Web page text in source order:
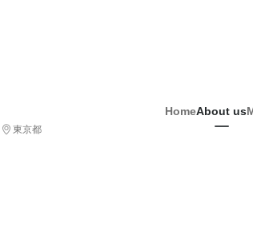
東京都
HomeAbout us